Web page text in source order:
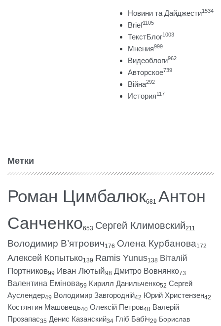
Новини та Дайджести1534
Brief1105
ТекстБлог1003
Мнения999
Видеоблоги962
Авторское739
Війна292
История117
Метки
Роман Цимбалюк681 Антон
Санченко653 Сергей Климовский211
Володимир В’ятрович176 Олена Курбанова172
Алексей Копытько139 Ramis Yunus138 Віталій
Портников99 Иван Лютый98 Дмитро Вовнянко73
Валентина Емінова59 Кирилл Данильченко52 Сергей
Ауслендер49 Володимир Завгородній42 Юрий Христензен42
Костянтин Машовець40 Олексій Петров40 Валерій
Прозапас35 Денис Казанский34 Гліб Бабіч29 Борислав